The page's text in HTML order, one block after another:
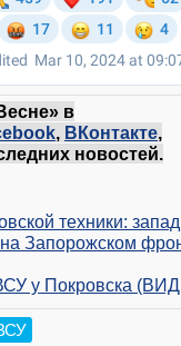
в
, ВКонтакте,
новостей.
техники:
Запорожском
у Покровска